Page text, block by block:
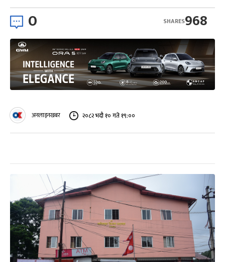
0 968
SHARES
अनलाइनखबर २०८२ भदौ १० गते १९:००